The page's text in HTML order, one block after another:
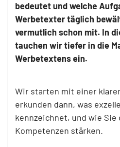
bedeutet und welche
Werbetexter täglich
vermutlich schon mit. In
tauchen wir tiefer in die
Werbetextens ein.
Wir starten mit einer
erkunden dann, was
kennzeichnet, und wie Sie
Kompetenzen stärken.